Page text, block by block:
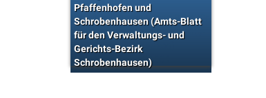
Pfaffenhofen und
Schrobenhausen (Amts-Blatt
für den Verwaltungs- und
Gerichts-Bezirk
Schrobenhausen)